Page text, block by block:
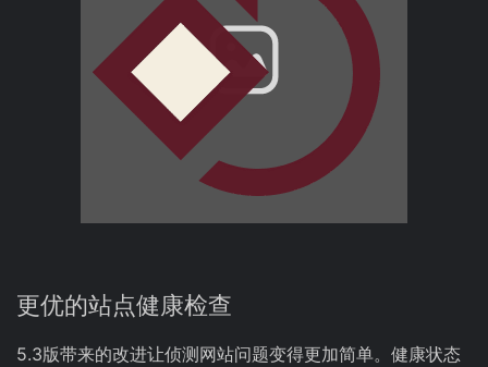
更优的站点健康检查
5.3版带来的改进让侦测网站问题变得更加简单。健康状态